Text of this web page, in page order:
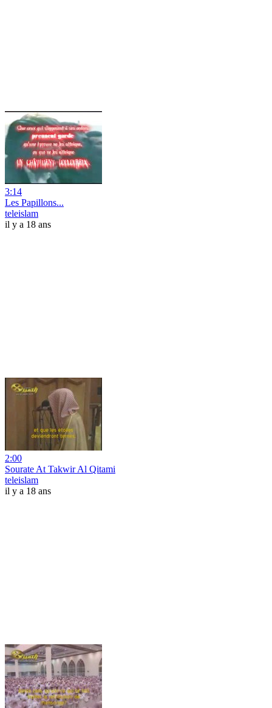
3:14
Les Papillons...
teleislam
il y a 18 ans
2:00
Sourate At Takwir Al Qitami
teleislam
il y a 18 ans